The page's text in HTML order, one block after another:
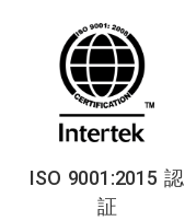
ISO 9001:2015 認
証